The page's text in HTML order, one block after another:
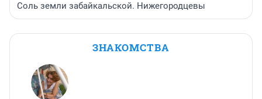
Соль земли забайкальской. Нижегородцевы
ЗНАКОМСТВА